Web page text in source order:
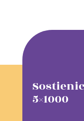
5×1000